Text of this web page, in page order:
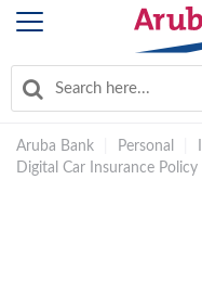
Aruba Bank Personal
Digital Car Insurance Policy